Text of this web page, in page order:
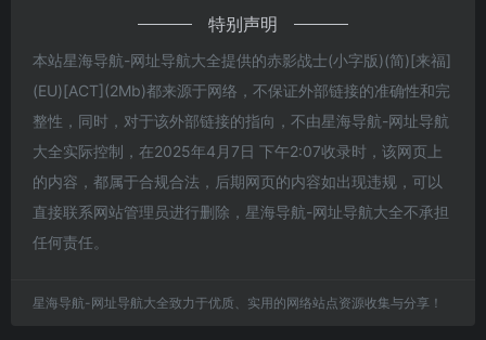
特别声明
本站星海导航-网址导航大全提供的赤影战士(小字版)(简)[来福]
(EU)[ACT](2Mb)都来源于网络，不保证外部链接的准确性和完
整性，同时，对于该外部链接的指向，不由星海导航-网址导航
大全实际控制，在2025年4月7日 下午2:07收录时，该网页上
的内容，都属于合规合法，后期网页的内容如出现违规，可以
直接联系网站管理员进行删除，星海导航-网址导航大全不承担
任何责任。
星海导航-网址导航大全致力于优质、实用的网络站点资源收集与分享！